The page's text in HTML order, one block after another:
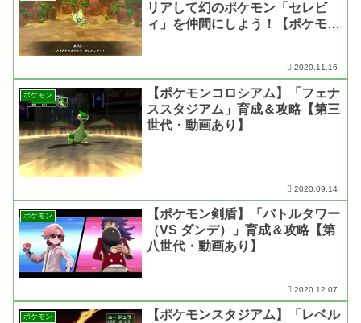
リアして幻のポケモン「セレビ
ィ」を仲間にしよう！【ポケモン
2020.11.16
ポケモン
【ポケモンコロシアム】「フェナ
ススタジアム」育成＆攻略【第三
世代・動画あり】
2020.09.14
ポケモン
【ポケモン剣盾】「バトルタワー
（VS ダンデ）」育成＆攻略【第
八世代・動画あり】
2020.12.07
ポケモン
【ポケモンスタジアム】「レベル